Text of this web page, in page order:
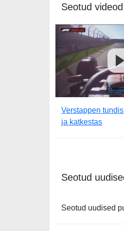
Seotud videod
Verstappen
ja katkestas
Seotud
Seotud uudised